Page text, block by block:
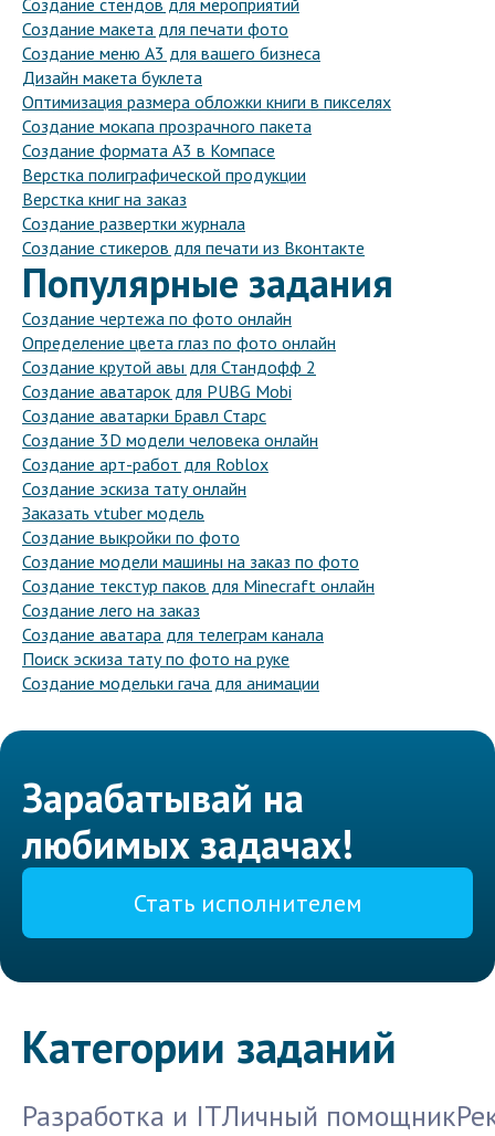
Создание стендов для мероприятий
Создание макета для печати фото
Создание меню А3 для вашего бизнеса
Дизайн макета буклета
Оптимизация размера обложки книги в пикселях
Создание мокапа прозрачного пакета
Создание формата А3 в Компасе
Верстка полиграфической продукции
Верстка книг на заказ
Создание развертки журнала
Создание стикеров для печати из Вконтакте
Популярные задания
Создание чертежа по фото онлайн
Определение цвета глаз по фото онлайн
Создание крутой авы для Стандофф 2
Создание аватарок для PUBG Mobi
Создание аватарки Бравл Старс
Создание 3D модели человека онлайн
Создание арт-работ для Roblox
Создание эскиза тату онлайн
Заказать vtuber модель
Создание выкройки по фото
Создание модели машины на заказ по фото
Создание текстур паков для Minecraft онлайн
Создание лего на заказ
Создание аватара для телеграм канала
Поиск эскиза тату по фото на руке
Создание модельки гача для анимации
Зарабатывай на
любимых задачах!
Стать исполнителем
Категории заданий
Разработка и ITЛичный помощник